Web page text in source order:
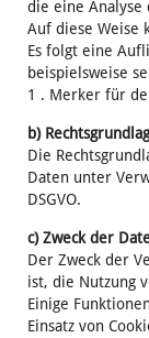
die eine Analyse
Auf diese Weise
Es folgt eine
beispielsweise
1 . Merker für
b)
Die
Daten unter
DSGVO.
c) Zweck der
Der Zweck der
ist, die Nutzung
Einige
Einsatz von